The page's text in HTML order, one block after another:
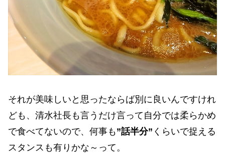
それが美味しいと思ったならば別に良いんですけれ
ども、清水社長も言うだけ言って自分では柔らかめ
で食べてないので、何事も”話半分” くらいで捉える
スタンスも有りかな～って。